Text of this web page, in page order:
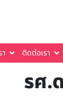
ติดต่อเรา
รศ.